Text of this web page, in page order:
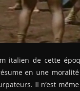
italien de cette
en une
Il n’est